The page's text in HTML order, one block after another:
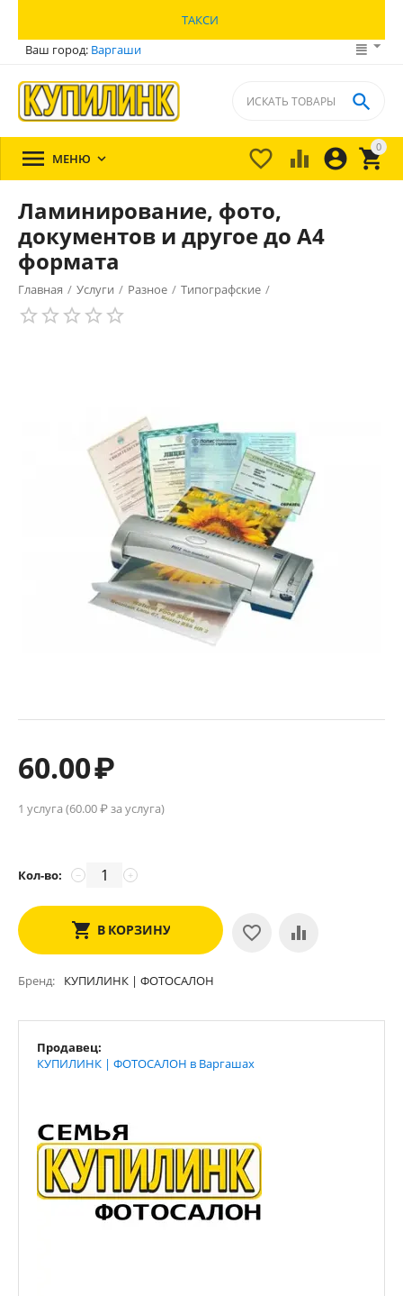
ТАКСИ
Ваш город: Варгаши
0


 

 МЕНЮ 
Ламинирование, фото,
документов и другое до А4
формата
Главная / Услуги / Разное / Типографские /
60.00₽
1 услуга (60.00₽ за услуга)
Кол-во: +
−
В КОРЗИНУ
Бренд КУПИЛИНК | ФОТОСАЛОН
Продавец:
КУПИЛИНК | ФОТОСАЛОН в Варгашах